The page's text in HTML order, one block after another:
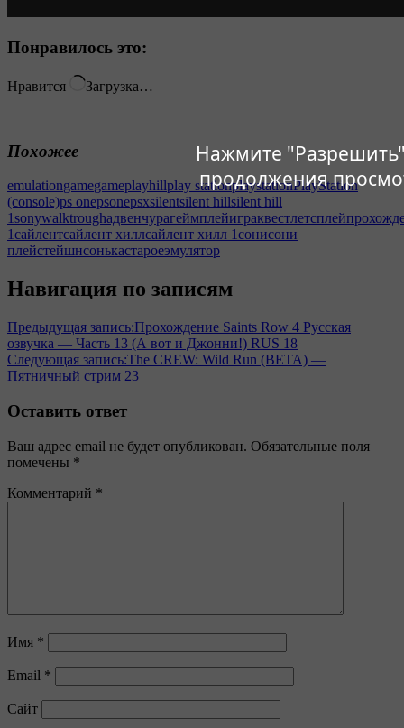
Нажмите
продолжения
Понравилось это:
Нравится Загрузка…
Похожее
emulationgamegameplayhillplay stationplaystationPlayStation
(console)ps onepsonepsxsilentsilent hillsilent hill
1sonywalktroughадвенчурагеймплейиграквестлетсплей
1сайлентсайлент хиллсайлент хилл 1сонисони
плейстейшнсонькастароеэмулятор
Навигация по записям
Предыдущая запись:Прохождение Saints Row 4 Русская
озвучка — Часть 13 (А вот и Джонни!) RUS 18
Следующая запись:The CREW: Wild Run (BETA) —
Пятничный стрим 23
Оставить ответ
Ваш адрес email не будет опубликован. Обязательные поля
помечены *
Комментарий *
Имя *
Email *
Сайт